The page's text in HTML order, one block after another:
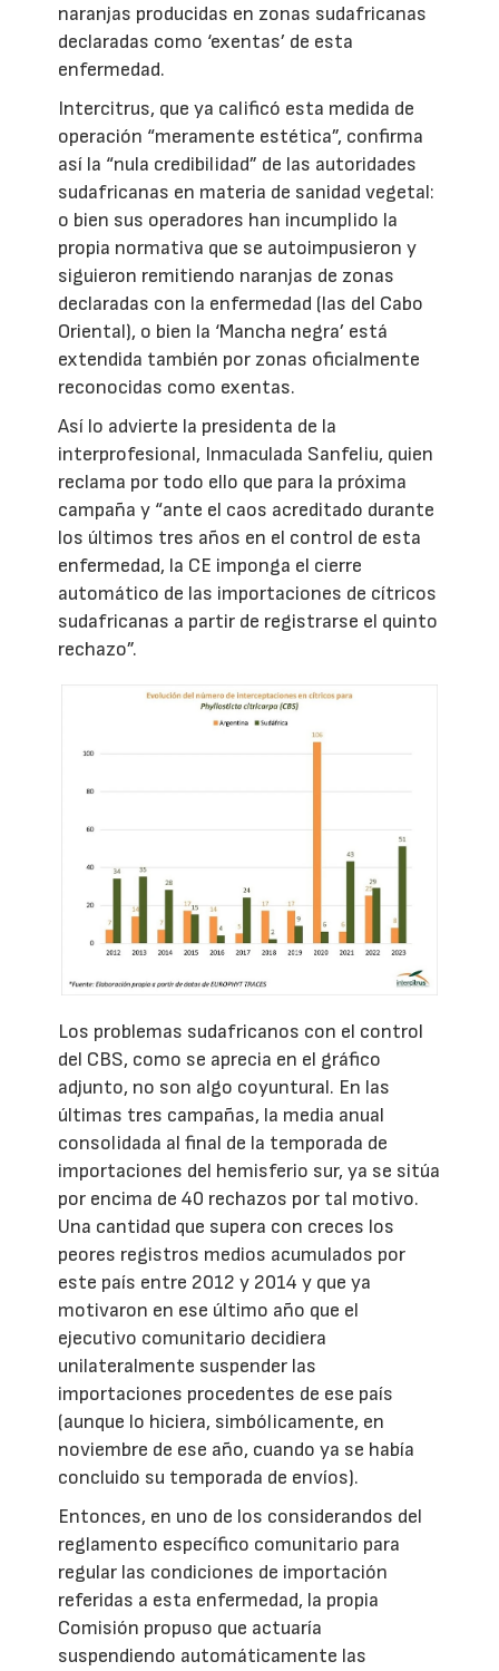
naranjas producidas en zonas sudafricanas
declaradas como ‘exentas’ de esta
enfermedad.
Intercitrus, que ya calificó esta medida de
operación “meramente estética”, confirma
así la “nula credibilidad” de las autoridades
sudafricanas en materia de sanidad vegetal:
o bien sus operadores han incumplido la
propia normativa que se autoimpusieron y
siguieron remitiendo naranjas de zonas
declaradas con la enfermedad (las del Cabo
Oriental), o bien la ‘Mancha negra’ está
extendida también por zonas oficialmente
reconocidas como exentas.
Así lo advierte la presidenta de la
interprofesional, Inmaculada Sanfeliu, quien
reclama por todo ello que para la próxima
campaña y “ante el caos acreditado durante
los últimos tres años en el control de esta
enfermedad, la CE imponga el cierre
automático de las importaciones de cítricos
sudafricanas a partir de registrarse el quinto
rechazo”.
Los problemas sudafricanos con el control
del CBS, como se aprecia en el gráfico
adjunto, no son algo coyuntural. En las
últimas tres campañas, la media anual
consolidada al final de la temporada de
importaciones del hemisferio sur, ya se sitúa
por encima de 40 rechazos por tal motivo.
Una cantidad que supera con creces los
peores registros medios acumulados por
este país entre 2012 y 2014 y que ya
motivaron en ese último año que el
ejecutivo comunitario decidiera
unilateralmente suspender las
importaciones procedentes de ese país
(aunque lo hiciera, simbólicamente, en
noviembre de ese año, cuando ya se había
concluido su temporada de envíos).
Entonces, en uno de los considerandos del
reglamento específico comunitario para
regular las condiciones de importación
referidas a esta enfermedad, la propia
Comisión propuso que actuaría
suspendiendo automáticamente las